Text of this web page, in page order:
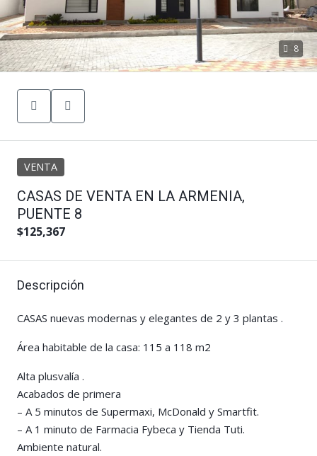
8
VENTA
CASAS DE VENTA EN LA ARMENIA,
PUENTE 8
$125,367
Descripción
CASAS nuevas modernas y elegantes de 2 y 3 plantas .
Área habitable de la casa: 115 a 118 m2
Alta plusvalía .
Acabados de primera
– A 5 minutos de Supermaxi, McDonald y Smartfit.
– A 1 minuto de Farmacia Fybeca y Tienda Tuti.
Ambiente natural.